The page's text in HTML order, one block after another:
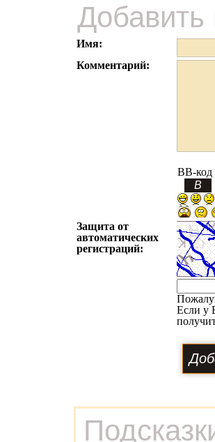
Имя:
Комментарий:
BB-код
Защита от
автоматических
регистраций:
Если у